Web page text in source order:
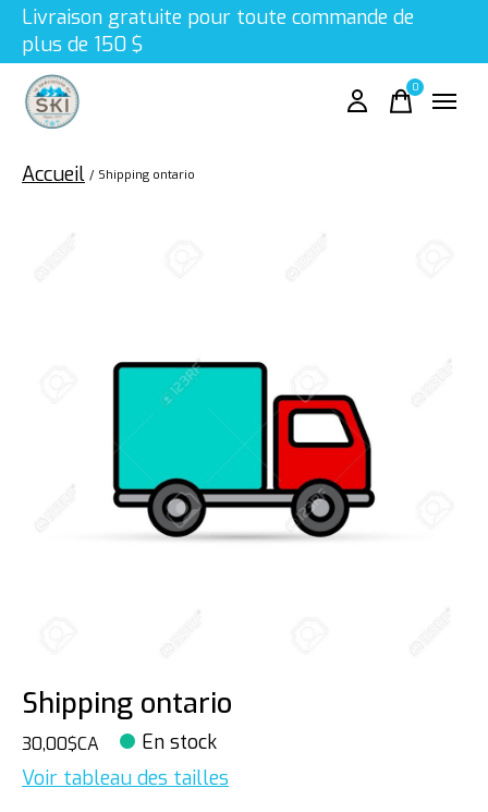
Livraison gratuite pour toute commande de
plus de 150 $
0items
Accueil / Shipping ontario
Shipping ontario
30,00$CA En stock
Voir tableau des tailles